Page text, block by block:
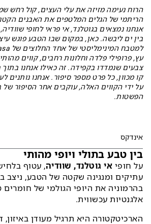
הרוח נעימה מזיזה את עלי העצים, קול רחש
הריתמי של הגלים המלטפים את האבנים
אנחנו נמצאים בגוטלנד, אי פראי לחופי
בין ים ליבשה. כאן, במקום שבו הטבע פוגש
עץ, פרופילי פלדה וחלונות רחבים, קווים
צבעים שנמדדו בקפידה. זה כאילו אנחנו בתוך
קו מכוון, כל פרט מספר סיפור. אנחנו נותנים
על ידי הקווים האלה, עוקבים אחר הסיפור
הפשטות.
אינדקס
בין טבע בתולי ויופי מהותי
על חופי אי גוטלנד, שוודיה, עטוף
עתיקים ומנגינה שקטה של הטבע, ניצב
בהרמוניה את היופי הגולמי של חומרים
אלגנטיות עכשווית.
הארכיטקטורה היא תרגיל מעודן באיזון,